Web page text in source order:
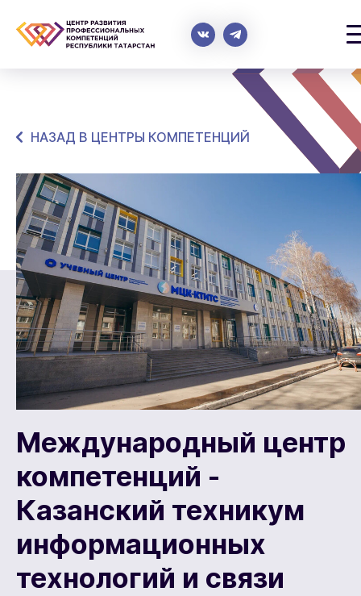
НАЗАД В ЦЕНТРЫ КОМПЕТЕНЦИЙ
Международный центр
компетенций -
Казанский техникум
информационных
технологий и связи